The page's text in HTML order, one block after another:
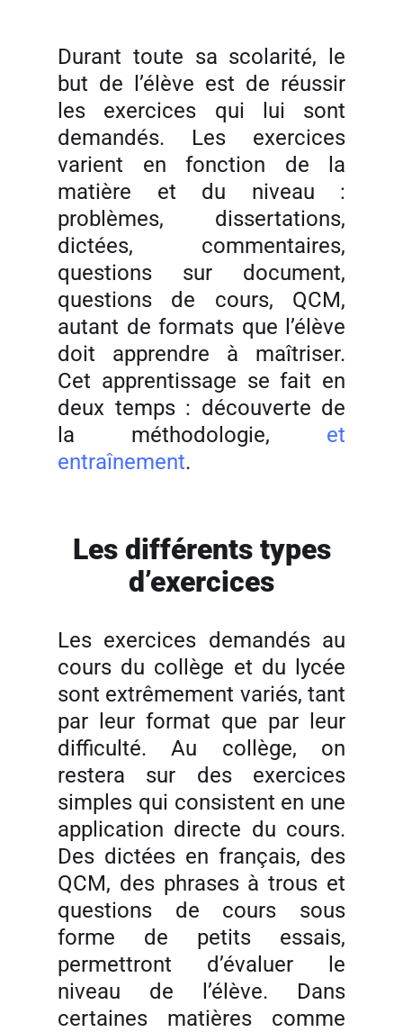
Durant toute sa scolarité, le
but de l’élève est de réussir
les exercices qui lui sont
demandés. Les exercices
varient en fonction de la
matière et du niveau :
problèmes, dissertations,
dictées, commentaires,
questions sur document,
questions de cours, QCM,
autant de formats que l’élève
doit apprendre à maîtriser.
Cet apprentissage se fait en
deux temps : découverte de
la méthodologie, et
entraînement.
Les différents types
d’exercices
Les exercices demandés au
cours du collège et du lycée
sont extrêmement variés, tant
par leur format que par leur
difficulté. Au collège, on
restera sur des exercices
simples qui consistent en une
application directe du cours.
Des dictées en français, des
QCM, des phrases à trous et
questions de cours sous
forme de petits essais,
permettront d’évaluer le
niveau de l’élève. Dans
certaines matières comme